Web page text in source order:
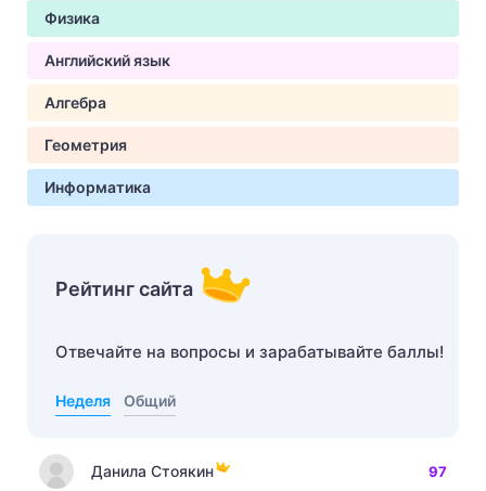
Физика
Английский язык
Алгебра
Геометрия
Информатика
Рейтинг сайта
Отвечайте на вопросы и зарабатывайте баллы!
Неделя Общий
Данила Стоякин 97